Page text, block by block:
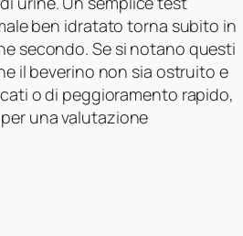
ben idratato torna subito in
secondo. Se si notano questi
il beverino non sia ostruito e
o di peggioramento rapido,
per una valutazione